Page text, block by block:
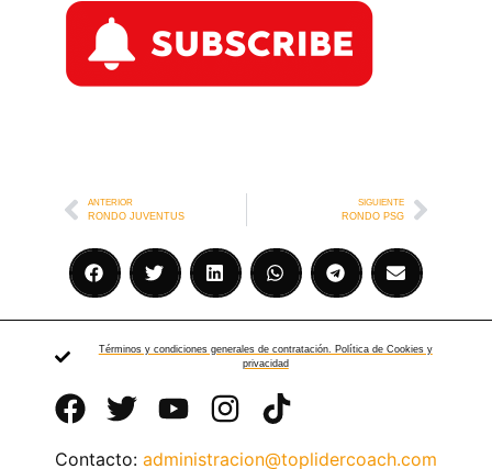
ANTERIOR
RONDO JUVENTUS
SIGUIENTE
RONDO PSG
Términos y condiciones generales de contratación. Política de Cookies y
privacidad
Contacto: administracion@toplidercoach.com